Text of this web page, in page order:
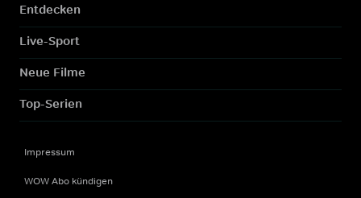
Entdecken
Live-Sport
Neue Filme
Top-Serien
Impressum
WOW Abo kündigen